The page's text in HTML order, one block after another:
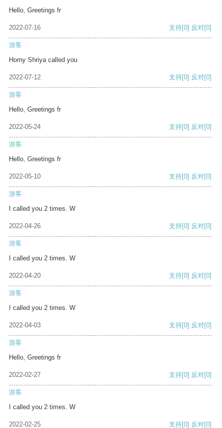
Hello, Greetings fr
2022-07-16 支持[0] 反对[0]
游客
Horny Shriya called you
2022-07-12 支持[0] 反对[0]
游客
Hello, Greetings fr
2022-05-24 支持[0] 反对[0]
游客
Hello, Greetings fr
2022-05-10 支持[0] 反对[0]
游客
I called you 2 times. W
2022-04-26 支持[0] 反对[0]
游客
I called you 2 times. W
2022-04-20 支持[0] 反对[0]
游客
I called you 2 times. W
2022-04-03 支持[0] 反对[0]
游客
Hello, Greetings fr
2022-02-27 支持[0] 反对[0]
游客
I called you 2 times. W
2022-02-25 支持[0] 反对[0]